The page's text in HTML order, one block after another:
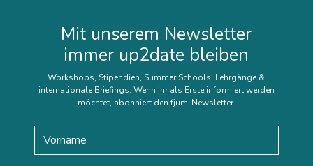
Mit unserem Newsletter
immer up2date bleiben
Workshops, Stipendien, Summer Schools, Lehrgänge &
internationale Briefings: Wenn ihr als Erste informiert werden
möchtet, abonniert den fjum-Newsletter.